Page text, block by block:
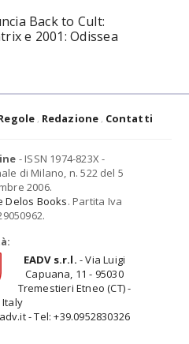
Back to Cult:
e 2001: Odissea
Redazione Contatti
- ISSN 1974-823X -
di Milano, n. 522 del 5
2006.
Delos Books. Partita Iva
EADV s.r.l. - Via Luigi
Capuana, 11 - 95030
Tremestieri Etneo (CT) -
Italy
- Tel: +39.0952830326